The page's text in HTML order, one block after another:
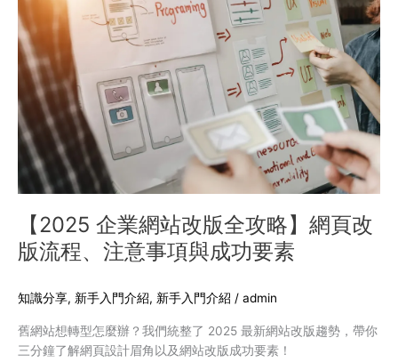
【2025 企業網站改版全攻略】網頁改
版流程、注意事項與成功要素
知識分享, 新手入門介紹, 新手入門介紹 / admin
舊網站想轉型怎麼辦？我們統整了 2025 最新網站改版趨勢，帶你
三分鐘了解網頁設計眉角以及網站改版成功要素！
企
業
網
改
版
全
攻
略】
網
版
程、
意
事